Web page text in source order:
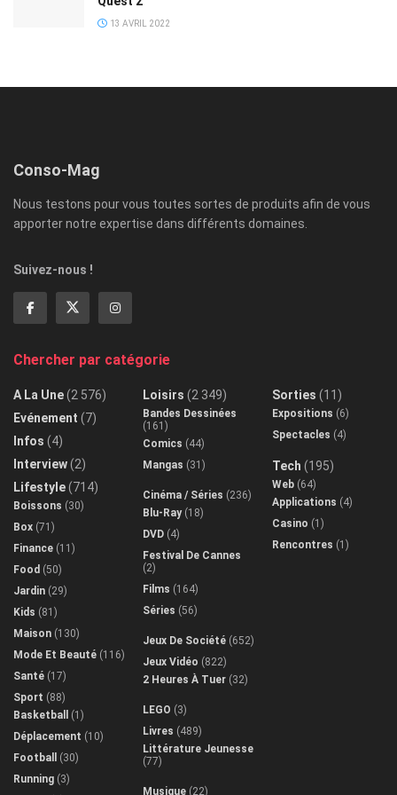
13 AVRIL 2022
Conso-Mag
Nous testons pour vous toutes sortes de produits afin de vous
apporter notre expertise dans différents domaines.
Suivez-nous !
Chercher par catégorie
A La Une(2 576)
Evénement (7)
Infos (4)
Interview(2)
Lifestyle(714)
Boissons (30)
Box (71)
Finance (11)
Food (50)
Jardin (29)
Kids (81)
Maison (130)
Mode Et Beauté (116)
Santé (17)
Sport (88)
Basketball
(1)
Déplacement (10)
Football
(30)
Running (3)
Loisirs (2 349)
Bandes Dessinées
(161)
Comics (44)
Mangas (31)
Cinéma / Séries (236)
Blu-Ray(18)
DVD (4)
Festival De Cannes
(2)
Films (164)
Séries (56)
Jeux De Société (652)
Jeux Vidéo (822)
2 Heures À Tuer (32)
LEGO (3)
Livres (489)
Littérature Jeunesse
(77)
Musique (22)
Sorties (11)
Expositions (6)
Spectacles (4)
Tech (195)
Web (64)
Applications (4)
Casino (1)
Rencontres (1)